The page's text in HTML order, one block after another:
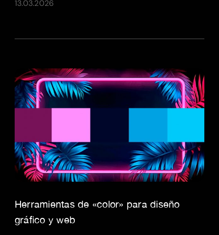
13.03.2026
Herramientas de «color» para diseño
gráfico y web